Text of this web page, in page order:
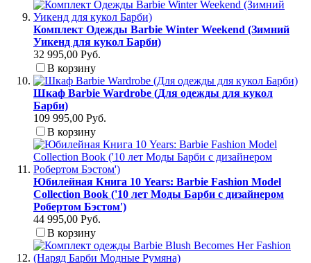
Комплект Одежды Barbie Winter Weekend (Зимний
Уикенд для кукол Барби)
32 995,00 Руб.
В корзину
Шкаф Barbie Wardrobe (Для одежды для кукол
Барби)
109 995,00 Руб.
В корзину
Юбилейная Книга 10 Years: Barbie Fashion Model
Collection Book ('10 лет Моды Барби с дизайнером
Робертом Бэстом')
44 995,00 Руб.
В корзину